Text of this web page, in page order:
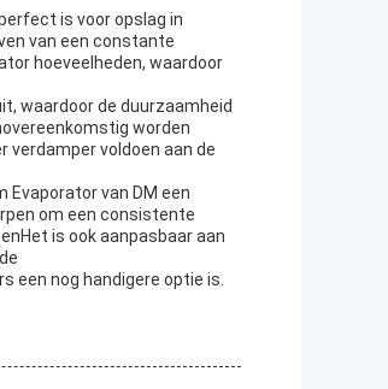
is voor opslag in
van een constante
hoeveelheden, waardoor
waardoor de duurzaamheid
worden
verdamper voldoen aan de
Evaporator van DM een
om een consistente
is ook aanpasbaar aan
een nog handigere optie is.